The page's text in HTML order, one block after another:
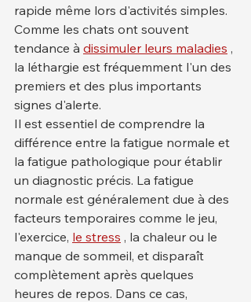
rapide même lors d'activités simples.
Comme les chats ont souvent
tendance à dissimuler leurs maladies ,
la léthargie est fréquemment l'un des
premiers et des plus importants
signes d'alerte.
Il est essentiel de comprendre la
différence entre la fatigue normale et
la fatigue pathologique pour établir
un diagnostic précis. La fatigue
normale est généralement due à des
facteurs temporaires comme le jeu,
l'exercice, le stress , la chaleur ou le
manque de sommeil, et disparaît
complètement après quelques
heures de repos. Dans ce cas,